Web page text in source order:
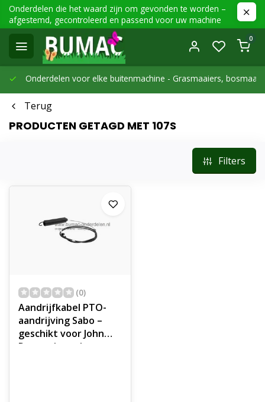
Onderdelen die het waard zijn om gevonden te worden –
afgestemd, gecontroleerd en passend voor uw machine
0
Onderdelen voor elke buitenmachine - Grasmaaiers,
Terug
PRODUCTEN GETAGD MET 107S
Filters
(0)
Aandrijfkabel PTO-
aandrijving Sabo –
geschikt voor John
Deere zitmaaiers en